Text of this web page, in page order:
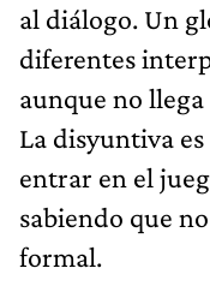
al diálogo. Un
diferentes
aunque no
La disyuntiva
entrar en el
sabiendo que
formal.